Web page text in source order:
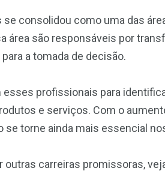
se consolidou como uma das
área são responsáveis por
a tomada de decisão.
profissionais para
e serviços. Com o
se torne ainda mais essencial
outras carreiras promissoras,